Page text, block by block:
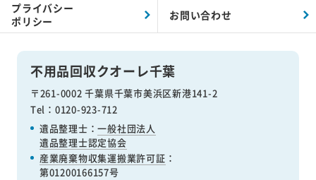
不用品回収クオーレ千葉
〒261-0002 千葉県千葉市美浜区新港141-2
Tel：0120-923-712
遺品整理士：一般社団法人
遺品整理士認定協会
産業廃棄物収集運搬業許可証 ：
第01200166157号
プライバシー
ポリシー
お問い合わせ